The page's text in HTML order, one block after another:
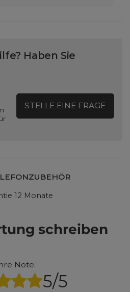
Haben Sie
STELLE EINE FRAGE
12 Monate
schreiben
Note:
5/5